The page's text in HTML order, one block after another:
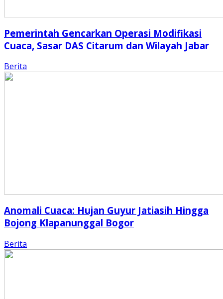
Pemerintah Gencarkan Operasi Modifikasi
Cuaca, Sasar DAS Citarum dan Wilayah Jabar
Berita
Anomali Cuaca: Hujan Guyur Jatiasih Hingga
Bojong Klapanunggal Bogor
Berita